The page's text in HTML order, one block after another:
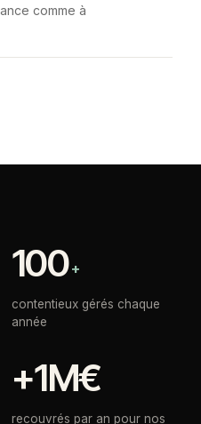
comme à
100 +
contentieux gérés chaque
année
+1M€
recouvrés par an pour nos